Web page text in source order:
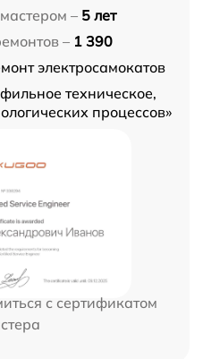
– 5 лет
– 1 390
электросамокатов
техническое,
процессов»
с сертификатом